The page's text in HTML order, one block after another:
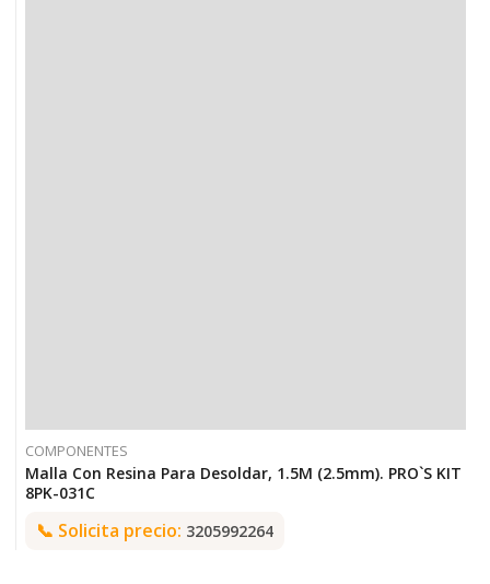
COMPONENTES
Malla Con Resina Para Desoldar, 1.5M (2.5mm). PRO`S KIT
8PK-031C
📞 Solicita precio: 3205992264